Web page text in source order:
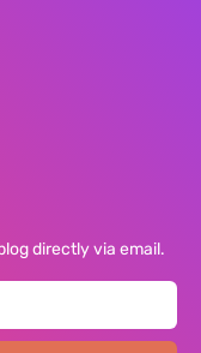
directly via email.